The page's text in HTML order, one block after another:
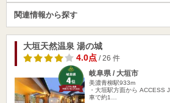
関連情報から探す
大垣天然温泉 湯の城
4.0点/ 26 件
岐阜県 / 大垣市
美濃青柳駅933m
・大垣駅方面から ACCESS
車で約1…